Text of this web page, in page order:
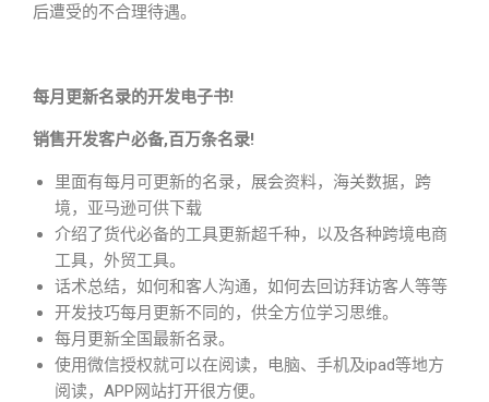
后遭受的不合理待遇。
每月更新名录的开发电子书!
销售开发客户必备,百万条名录!
里面有每月可更新的名录，展会资料，海关数据，跨
境，亚马逊可供下载
介绍了货代必备的工具更新超千种，以及各种跨境电商
工具，外贸工具。
话术总结，如何和客人沟通，如何去回访拜访客人等等
开发技巧每月更新不同的，供全方位学习思维。
每月更新全国最新名录。
使用微信授权就可以在阅读，电脑、手机及ipad等地方
阅读，APP网站打开很方便。